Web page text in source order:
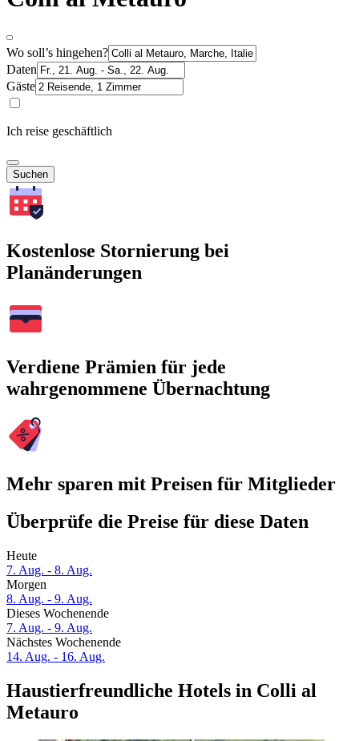
Wo soll’s hingehen?
Daten
Gäste
Ich reise geschäftlich
Suchen
Kostenlose Stornierung bei
Planänderungen
Verdiene Prämien für jede
wahrgenommene Übernachtung
Mehr sparen mit Preisen für Mitglieder
Überprüfe die Preise für diese Daten
Heute
7. Aug. - 8. Aug.
Morgen
8. Aug. - 9. Aug.
Dieses Wochenende
7. Aug. - 9. Aug.
Nächstes Wochenende
14. Aug. - 16. Aug.
Haustierfreundliche Hotels in Colli al
Metauro